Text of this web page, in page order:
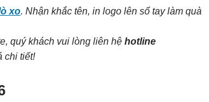
xo. Nhận khắc tên, in logo lên sổ tay làm quà
quý khách vui lòng liên hệ hotline
chi tiết!